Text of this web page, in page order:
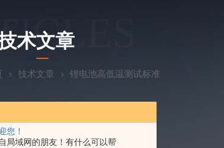
您！
局域网的朋友！有什么可以帮
术文章
技术文章 锂电池高低温测试标准